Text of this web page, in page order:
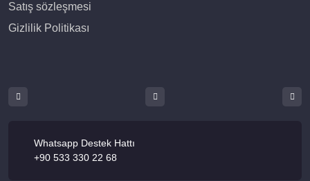
Satış sözleşmesi
Gizlilik Politikası
Whatsapp Destek Hattı
+90 533 330 22 68